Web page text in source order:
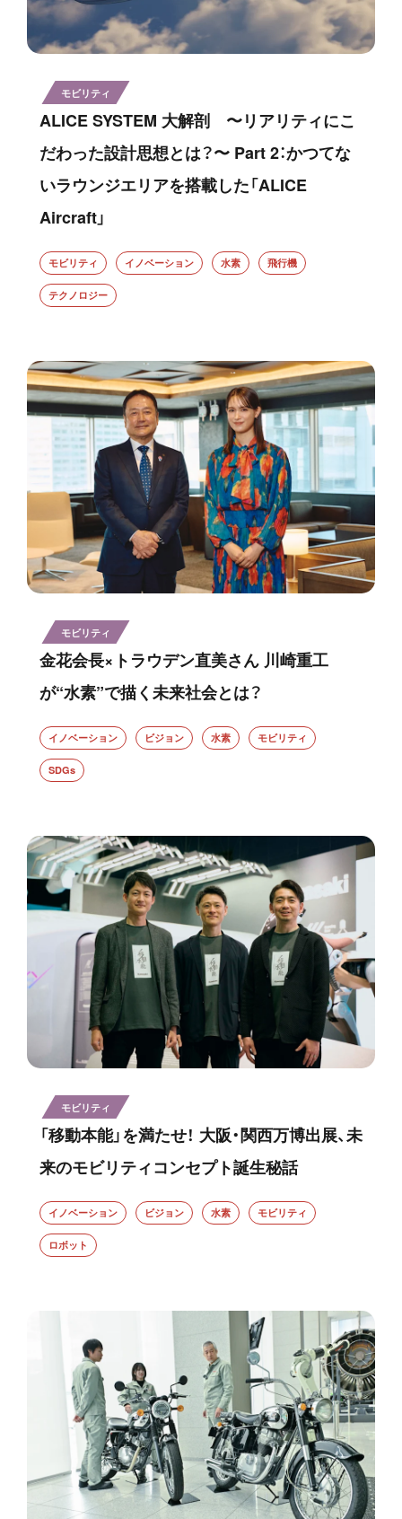
モビリティ
ALICE SYSTEM 大解剖 〜リアリティにこ
だわった設計思想とは？〜 Part 2：かつてな
いラウンジエリアを搭載した「ALICE
Aircraft」
モビリティ イノベーション 水素 飛行機
テクノロジー
モビリティ
金花会長×トラウデン直美さん 川崎重工
が“水素”で描く未来社会とは？
イノベーション ビジョン 水素 モビリティ
SDGs
モビリティ
「移動本能」を満たせ！ 大阪・関西万博出展、未
来のモビリティコンセプト誕生秘話
イノベーション ビジョン 水素 モビリティ
ロボット